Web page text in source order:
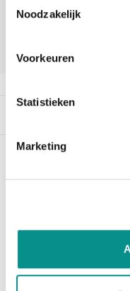
Noodzakelijk
Voorkeuren
Statistieken
Marketing
Met de Envoy kit
als u uw oude SSD
extra externe opslag.